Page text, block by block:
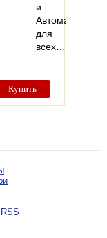
и
Автоматику
для
всех…
Купить